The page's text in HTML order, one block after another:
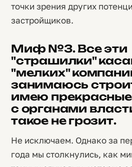
точки зрения других
застройщиков.
Миф №3. Все эти
"страшилки"
"мелких"
занимаюсь
имею
с органами
такое не грозит.
Не исключаем. Однако за
года мы столкнулись, как